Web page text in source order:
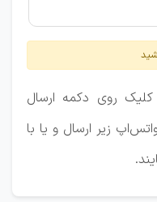
کلیک روی دکمه ارسال
زیر ارسال و یا با